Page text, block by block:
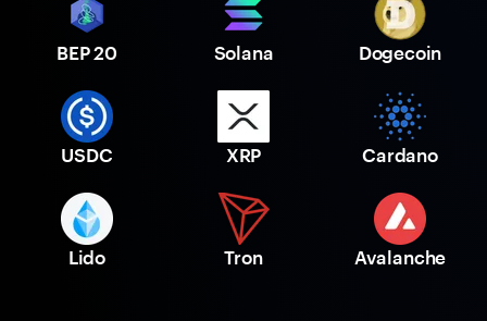
BEP 20 Solana Dogecoin
USDC XRP Cardano
Lido Tron Avalanche